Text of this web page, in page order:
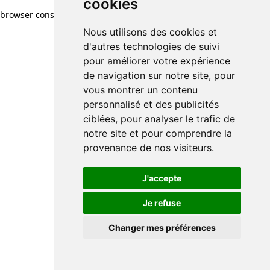
cookies
Nous utilisons des cookies et
d'autres technologies de suivi
pour améliorer votre expérience
de navigation sur notre site, pour
vous montrer un contenu
personnalisé et des publicités
ciblées, pour analyser le trafic de
notre site et pour comprendre la
provenance de nos visiteurs.
J'accepte
Je refuse
Changer mes préférences
browser console for more information)